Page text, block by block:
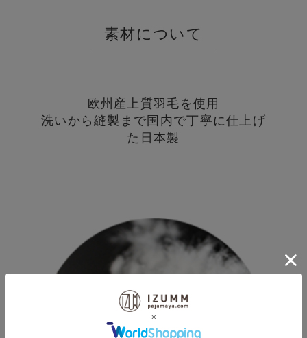
素材について
欧州産上質羽毛を使用
洗いから縫製まで国内で丁寧に仕上げ
た日本製